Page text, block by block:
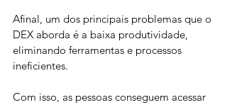
Afinal, um dos principais problemas que o
DEX aborda é a baixa produtividade,
eliminando ferramentas e processos
ineficientes.
Com isso, as pessoas conseguem acessar